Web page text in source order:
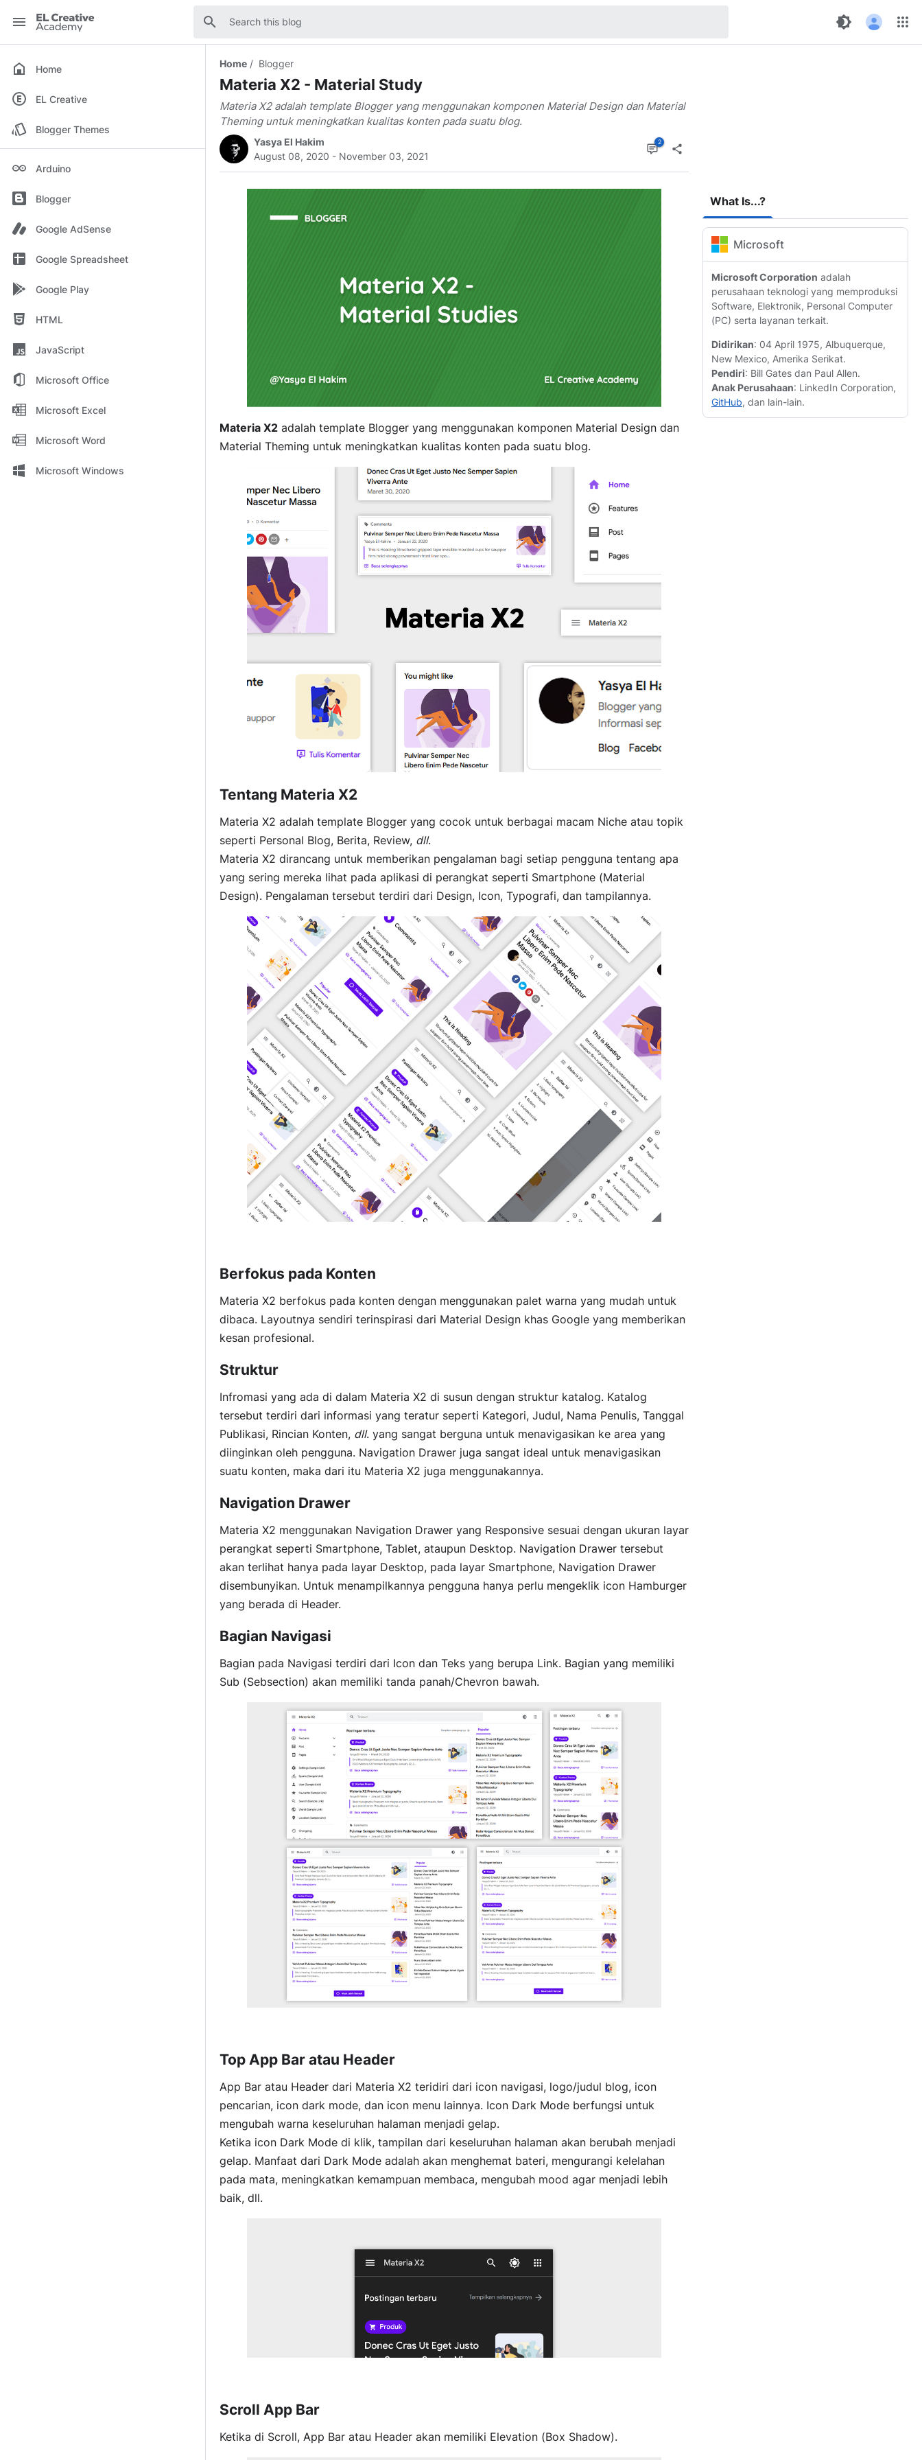
EL
Creative
this
Home
EL Creative
Blogger Themes
Arduino
Blogger
Google AdSense
Google Spreadsheet
Google Play
HTML
JavaScript
Microsoft Office
Microsoft Excel
Microsoft Word
Microsoft Windows
Home Blogger
Materia X2 - Material Study
Materia X2 adalah template Blogger yang menggunakan komponen Material Design dan Material
Theming untuk meningkatkan kualitas konten pada suatu blog.
Yasya El Hakim
August 08, 2020 - November 03, 2021
Materia X2 adalah template Blogger yang menggunakan komponen Material Design dan
Material Theming untuk meningkatkan kualitas konten pada suatu blog.
Tentang Materia X2
Materia X2 adalah template Blogger yang cocok untuk berbagai macam Niche atau topik
seperti Personal Blog, Berita, Review, dll.
Materia X2 dirancang untuk memberikan pengalaman bagi setiap pengguna tentang apa
yang sering mereka lihat pada aplikasi di perangkat seperti Smartphone (Material
Design). Pengalaman tersebut terdiri dari Design, Icon, Typografi, dan tampilannya.
Berfokus pada Konten
Materia X2 berfokus pada konten dengan menggunakan palet warna yang mudah untuk
dibaca. Layoutnya sendiri terinspirasi dari Material Design khas Google yang memberikan
kesan profesional.
Struktur
Infromasi yang ada di dalam Materia X2 di susun dengan struktur katalog. Katalog
tersebut terdiri dari informasi yang teratur seperti Kategori, Judul, Nama Penulis, Tanggal
Publikasi, Rincian Konten, dll. yang sangat berguna untuk menavigasikan ke area yang
diinginkan oleh pengguna. Navigation Drawer juga sangat ideal untuk menavigasikan
suatu konten, maka dari itu Materia X2 juga menggunakannya.
Navigation Drawer
Materia X2 menggunakan Navigation Drawer yang Responsive sesuai dengan ukuran layar
perangkat seperti Smartphone, Tablet, ataupun Desktop. Navigation Drawer tersebut
akan terlihat hanya pada layar Desktop, pada layar Smartphone, Navigation Drawer
disembunyikan. Untuk menampilkannya pengguna hanya perlu mengeklik icon Hamburger
yang berada di Header.
Bagian Navigasi
Bagian pada Navigasi terdiri dari Icon dan Teks yang berupa Link. Bagian yang memiliki
Sub (Sebsection) akan memiliki tanda panah/Chevron bawah.
Top App Bar atau Header
App Bar atau Header dari Materia X2 teridiri dari icon navigasi, logo/judul blog, icon
pencarian, icon dark mode, dan icon menu lainnya. Icon Dark Mode berfungsi untuk
mengubah warna keseluruhan halaman menjadi gelap.
Ketika icon Dark Mode di klik, tampilan dari keseluruhan halaman akan berubah menjadi
gelap. Manfaat dari Dark Mode adalah akan menghemat bateri, mengurangi kelelahan
pada mata, meningkatkan kemampuan membaca, mengubah mood agar menjadi lebih
baik, dll.
Scroll App Bar
Ketika di Scroll, App Bar atau Header akan memiliki Elevation (Box Shadow).
What Is...?
Microsoft
Microsoft Corporation adalah
perusahaan teknologi yang memproduksi
Software, Elektronik, Personal Computer
(PC) serta layanan terkait.
Didirikan: 04 April 1975, Albuquerque,
New Mexico, Amerika Serikat.
Pendiri: Bill Gates dan Paul Allen.
Anak Perusahaan: LinkedIn Corporation,
GitHub, dan lain-lain.